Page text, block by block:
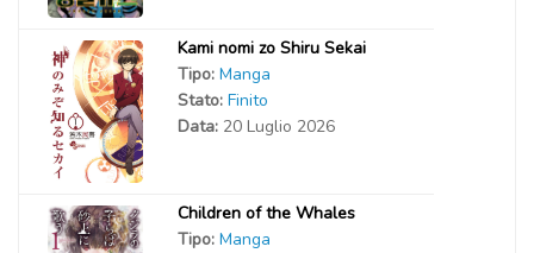
Kami nomi zo Shiru Sekai
Tipo: Manga
Stato: Finito
Data: 20 Luglio 2026
Children of the Whales
Tipo: Manga